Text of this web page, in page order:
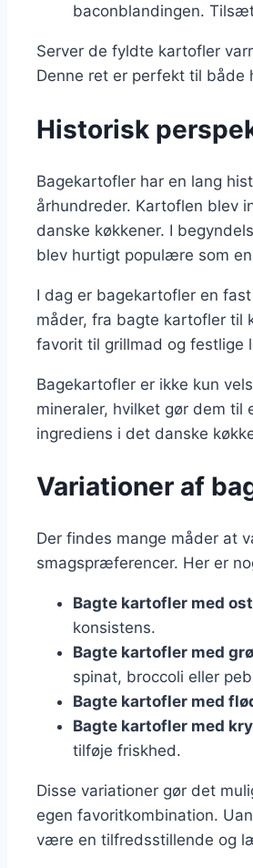
baconblandingen.
Server de fyldte kartofler
Denne ret er perfekt til både
Historisk
Bagekartofler har en lang
århundreder. Kartoflen blev
danske køkkener. I
blev hurtigt populære som
I dag er bagekartofler en
måder, fra bagte kartofler til
favorit til grillmad og festlige
Bagekartofler er ikke kun
mineraler, hvilket gør dem til
ingrediens i det danske
Variationer af
Der findes mange måder at
smagspræferencer. Her er
Bagte kartofler med ost
konsistens.
Bagte kartofler med
spinat, broccoli eller
Bagte kartofler med
Bagte kartofler med
tilføje friskhed.
Disse variationer gør det
egen favoritkombination.
være en tilfredsstillende og